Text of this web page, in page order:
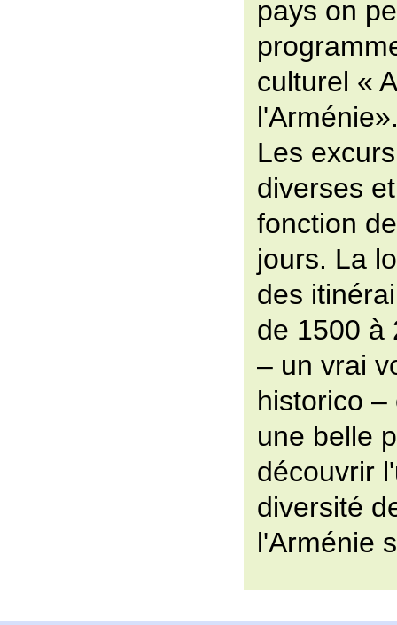
pays on
culturel «
Les
diverses
fonction
jours. La
des
de 1500 à
– un vrai
historico
une belle
découvrir
diversité
l'Arménie